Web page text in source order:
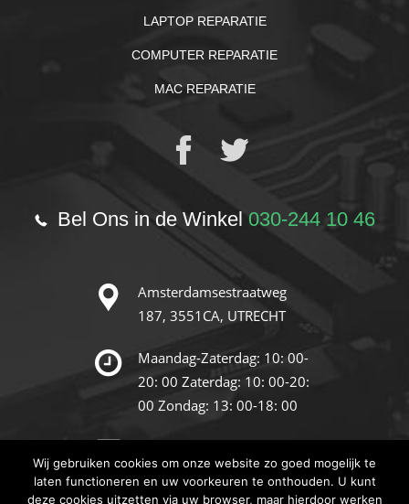
LAPTOP REPARATIE
COMPUTER REPARATIE
MAC REPARATIE
Bel Ons in de Winkel 030-244 10 46
Amsterdamsestraatweg
187, 3551CA, UTRECHT
Maandag-Zaterdag: 10: 00-
20: 00 Zaterdag: 10: 00-20:
00 Zondag: 13: 00-18: 00
Wij gebruiken cookies om onze website zo goed mogelijk te
laten functioneren en uw voorkeuren te onthouden. U kunt
deze cookies uitzetten via uw browser, maar hierdoor werken